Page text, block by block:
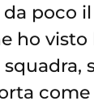
poco
ho